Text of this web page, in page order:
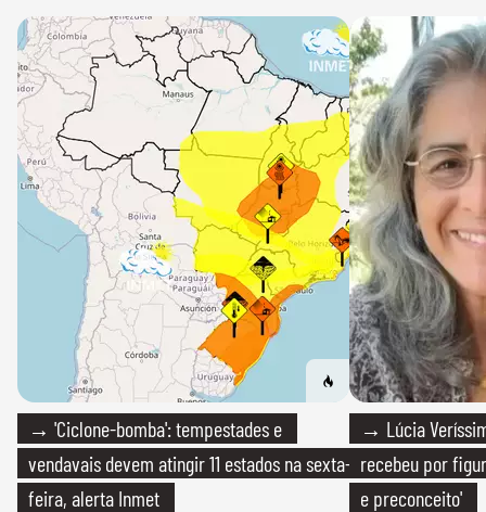
→ 'Ciclone-bomba': tempestades e
vendavais devem atingir 11 estados na sexta-
feira, alerta Inmet
→ Lúcia
recebeu por
e preconceito'